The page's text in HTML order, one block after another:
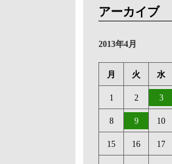
アーカイブ
2013年4月
月 火 水
1 2 3
8 9 10
15 16 17